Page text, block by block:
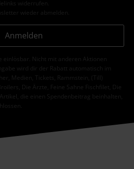
widerrufen.
wieder abmelden.
Anmelden
einlösbar. Nicht mit anderen Aktionen
wird dir der Rabatt automatisch im
Medien, Tickets, Rammstein, (Till)
Die Ärzte, Feine Sahne Fischfilet, Die
die einen Spendenbeitrag beinhalten,